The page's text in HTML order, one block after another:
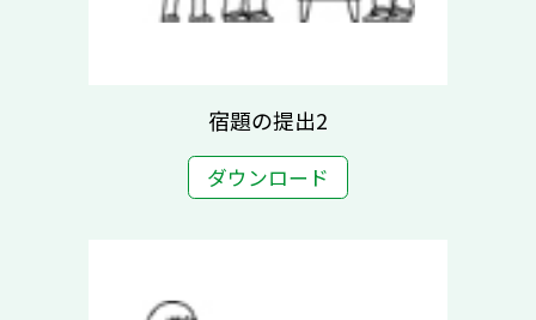
宿題の提出2
ダウンロード